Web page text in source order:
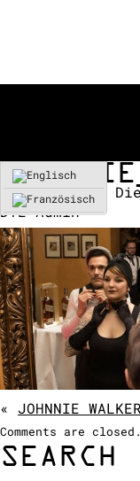
CORPORATE EVENTS
KONZEPTE / CONSULTING
REFERENZEN
VERMIETUNG
TEAM / KONTAKT
COCKTAIL SHOW
ANFRAGE
Erstellt am:
DTE-Admin
« JOHNNIE
Comments are closed.
SEARCH